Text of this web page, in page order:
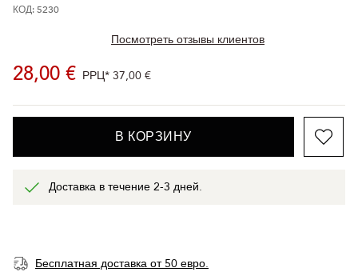
КОД: 5230
Посмотреть отзывы клиентов
28,00 € РРЦ* 37,00 €
В КОРЗИНУ
Доставка в течение 2-3 дней.
Бесплатная доставка от 50 евро.